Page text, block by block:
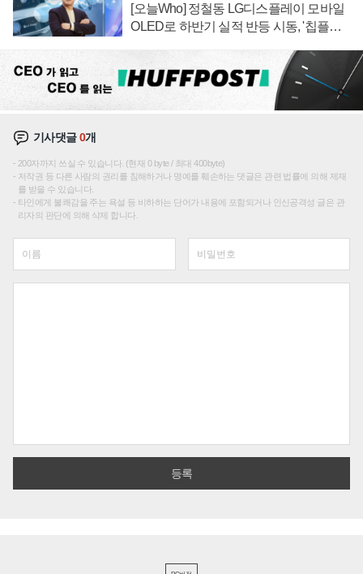
[오늘Who] 정철동 LG디스플레이 모바일
OLED로 하반기 실적 반등 시동, '칩플레
기사댓글0개
200자까지 쓰실 수 있습니다. (현재 0 byte / 최대 400byte)
저작권 등 다른 사람의 권리를 침해하거나 명예를 훼손하는 댓글은 관련 법률에 의해 제재
를 받을 수 있습니다.
타인에게 불쾌감을 주는 욕설 등 비하하는 단어가 내용에 포함되거나 인신공격성 글은 관
리자의 판단에 의해 삭제 합니다.